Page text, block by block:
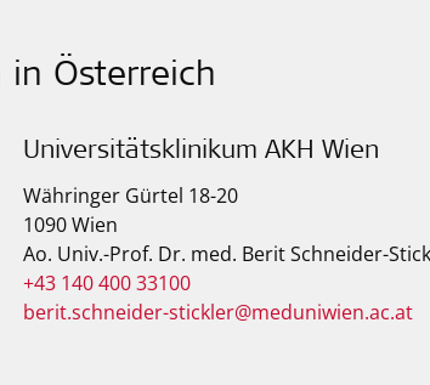
in Österreich
Universitätsklinikum AKH Wien
Währinger Gürtel 18-20
1090 Wien
Ao. Univ.-Prof. Dr. med. Berit Schneider-
+43 140 400 33100
berit.schneider-stickler@meduniwien.ac.at